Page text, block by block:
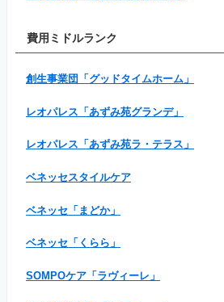
費用ミドルランク
創生事業団「グッドタイムホーム」
レオパレス「あずみ苑グランデ」
レオパレス「あずみ苑ラ・テラス」
ベネッセスタイルケア
ベネッセ「まどか」
ベネッセ「くらら」
SOMPOケア「ラヴィーレ」